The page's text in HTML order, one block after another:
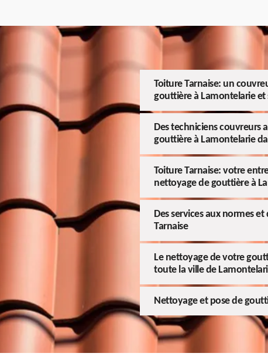
Toiture Tarnaise: un
gouttière à Lamontelarie et
Des techniciens couvreurs
gouttière à Lamontelarie
Toiture Tarnaise: votre
nettoyage de gouttière à
Des services aux normes
Tarnaise
Le nettoyage de votre
toute la ville de
Nettoyage et pose de